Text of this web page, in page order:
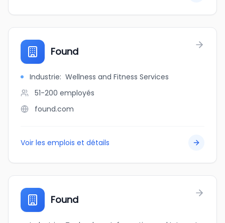
Found
Industrie: Wellness and Fitness Services
51-200 employés
found.com
Voir les emplois et détails
Found